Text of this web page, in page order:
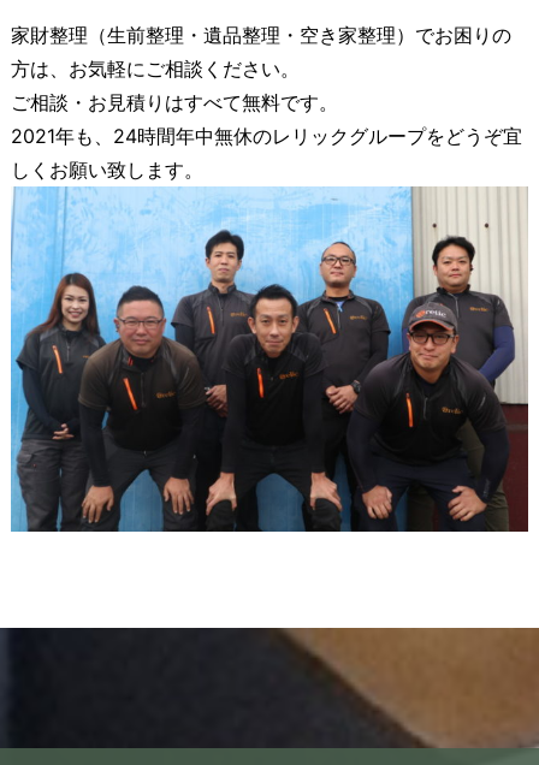
家財整理（生前整理・遺品整理・空き家整理）でお困りの
方は、お気軽にご相談ください。
ご相談・お見積りはすべて無料です。
2021年も、24時間年中無休のレリックグループをどうぞ宜
しくお願い致します。